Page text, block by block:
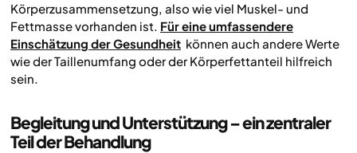
Körperzusammensetzung, also wie viel Muskel- und
Fettmasse vorhanden ist. Für eine umfassendere
Einschätzung der Gesundheit können auch andere Werte
wie der Taillenumfang oder der Körperfettanteil hilfreich
sein.
Begleitung und Unterstützung – ein zentraler
Teil der Behandlung